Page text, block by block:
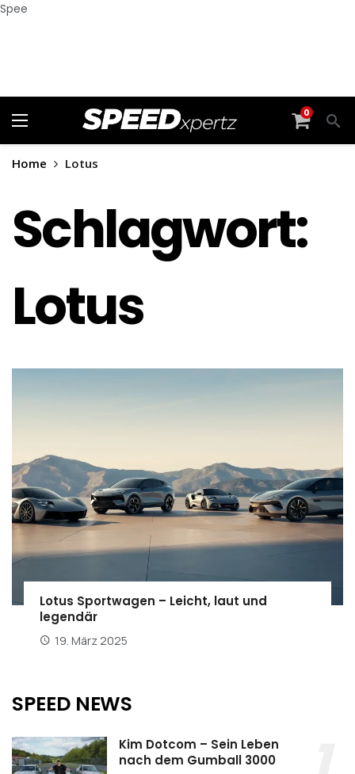
Spee
0
Home Lotus
Schlagwort:
Lotus
Lotus Sportwagen – Leicht, laut und
legendär
19. März 2025
SPEED NEWS
Kim Dotcom – Sein Leben
nach dem Gumball 3000